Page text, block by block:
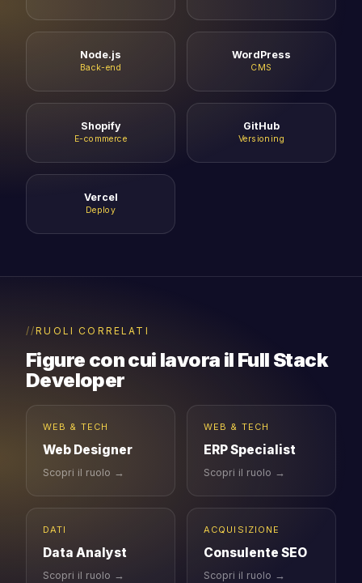
Node.js
Back-end
WordPress
CMS
Shopify
E-commerce
GitHub
Versioning
Vercel
Deploy
RUOLI CORRELATI
Figure con cui lavora il Full Stack
Developer
WEB & TECH
Web Designer
Scopri il ruolo →
WEB & TECH
ERP Specialist
Scopri il ruolo →
DATI
Data Analyst
Scopri il ruolo →
ACQUISIZIONE
Consulente SEO
Scopri il ruolo →